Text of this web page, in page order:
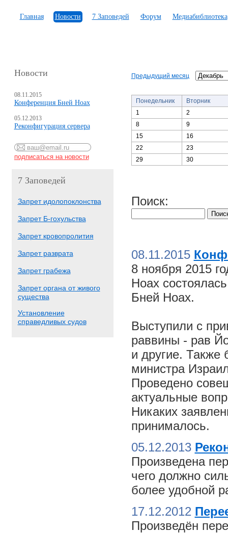
Главная Новости 7 Заповедей Форум Медиабиблиотека
Новости
08.11.2015
Конференция Бней Ноах
05.12.2013
Реконфигурация сервера
7 Заповедей
Запрет идолопоклонства
Запрет Б-гохульства
Запрет кровопролития
Запрет разврата
Запрет грабежа
Запрет органа от живого
существа
Установление
справедливых судов
Предыдущий месяц
Понедельник
Вторник
1
2
8
9
15
16
22
23
29
30
Поиск:
08.11.2015
8 ноября 2015
Ноах
Бней Ноах.
Выступили с
раввины - рав
и другие. Также
министра
Проведено
актуальные
Никаких
принималось.
05.12.2013
Произведена
чего должно
более удобной
17.12.2012
Произведён